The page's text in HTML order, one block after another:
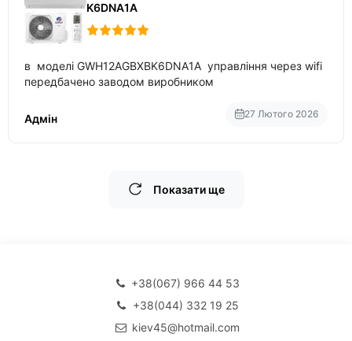
K6DNA1A
в моделі GWH12AGBXBK6DNA1A управління через wifi
передбачено заводом виробником
Адмін 27 Лютого 2026
Показати ще
+38(067) 966 44 53
+38(044) 332 19 25
kiev45@hotmail.com